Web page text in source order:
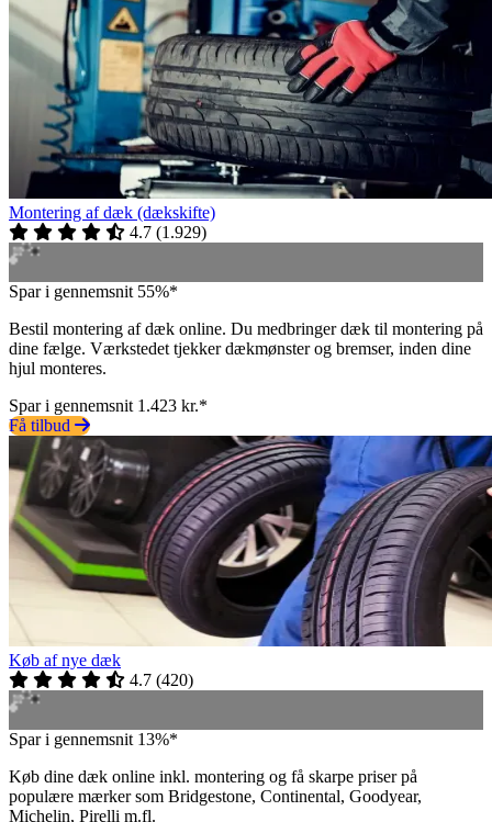
Montering af dæk (dækskifte)
4.7 (1.929)
Spar i gennemsnit 55%*
Bestil montering af dæk online. Du medbringer dæk til montering på
dine fælge. Værkstedet tjekker dækmønster og bremser, inden dine
hjul monteres.
Spar i gennemsnit 1.423 kr.*
Få tilbud
Køb af nye dæk
4.7 (420)
Spar i gennemsnit 13%*
Køb dine dæk online inkl. montering og få skarpe priser på
populære mærker som Bridgestone, Continental, Goodyear,
Michelin, Pirelli m.fl.